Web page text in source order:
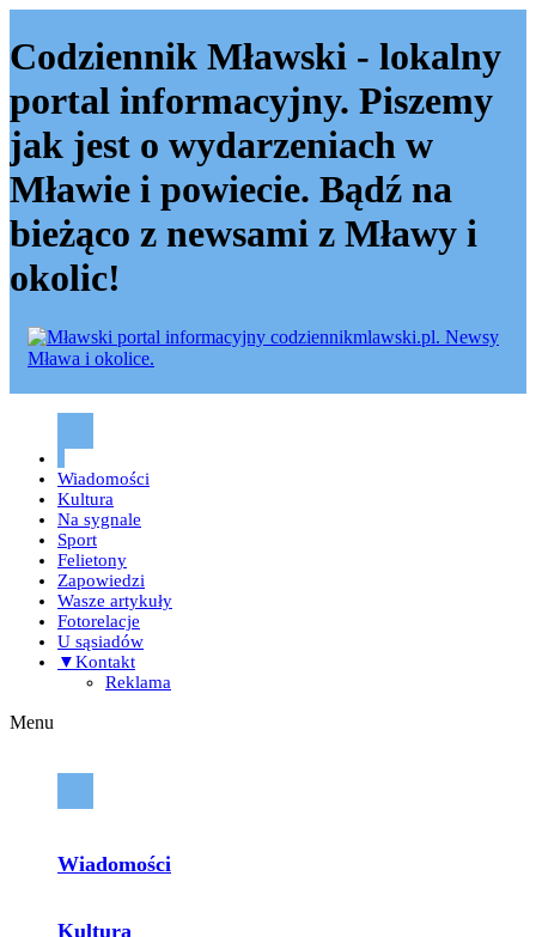
Codziennik Mławski - lokalny
portal informacyjny. Piszemy
jak jest o wydarzeniach w
Mławie i powiecie. Bądź na
bieżąco z newsami z Mławy i
okolic!
Codziennik mławski – Mława
Wiadomości
Kultura
Na sygnale
Sport
Felietony
Zapowiedzi
Wasze artykuły
Fotorelacje
U sąsiadów
▼Kontakt
Reklama
Menu
Wiadomości
Kultura